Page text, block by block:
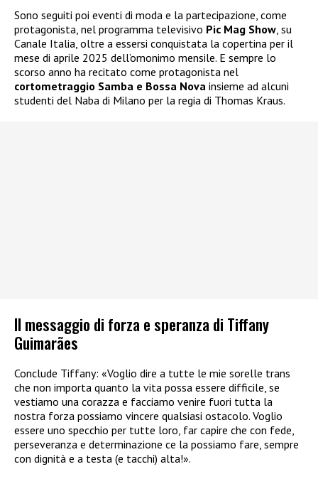
Sono seguiti poi eventi di moda e la partecipazione, come
protagonista, nel programma televisivo Pic Mag Show, su
Canale Italia, oltre a essersi conquistata la copertina per il
mese di aprile 2025 dell’omonimo mensile. E sempre lo
scorso anno ha recitato come protagonista nel
cortometraggio Samba e Bossa Nova insieme ad alcuni
studenti del Naba di Milano per la regia di Thomas Kraus.
Il messaggio di forza e speranza di Tiffany
Guimarães
Conclude Tiffany: «Voglio dire a tutte le mie sorelle trans
che non importa quanto la vita possa essere difficile, se
vestiamo una corazza e facciamo venire fuori tutta la
nostra forza possiamo vincere qualsiasi ostacolo. Voglio
essere uno specchio per tutte loro, far capire che con fede,
perseveranza e determinazione ce la possiamo fare, sempre
con dignità e a testa (e tacchi) alta!».